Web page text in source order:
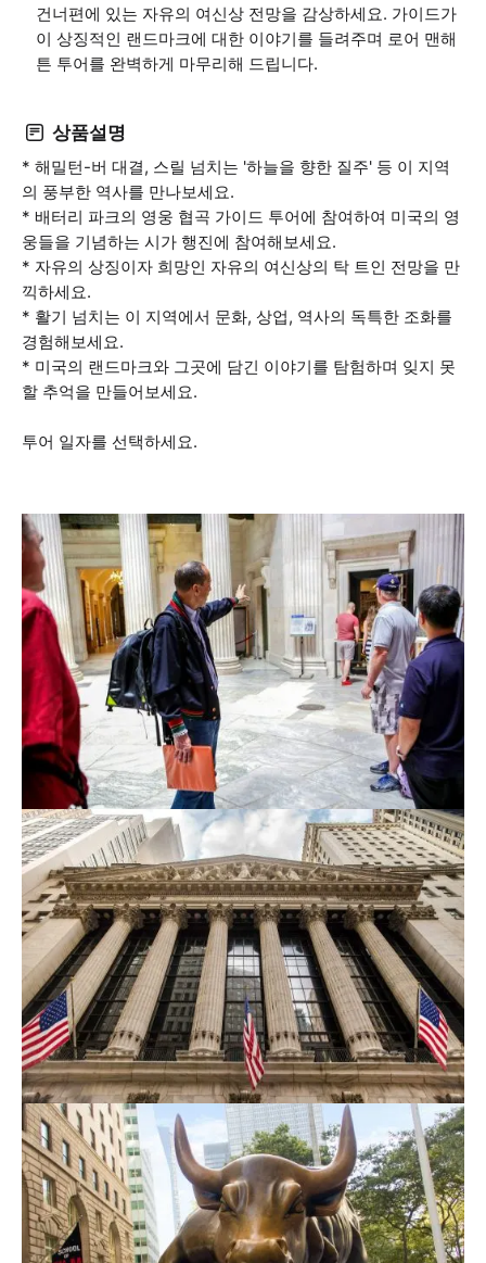
건너편에 있는 자유의 여신상 전망을 감상하세요. 가이드가
이 상징적인 랜드마크에 대한 이야기를 들려주며 로어 맨해
튼 투어를 완벽하게 마무리해 드립니다.
상품설명
* 해밀턴-버 대결, 스릴 넘치는 '하늘을 향한 질주' 등 이 지역
의 풍부한 역사를 만나보세요.
* 배터리 파크의 영웅 협곡 가이드 투어에 참여하여 미국의 영
웅들을 기념하는 시가 행진에 참여해보세요.
* 자유의 상징이자 희망인 자유의 여신상의 탁 트인 전망을 만
끽하세요.
* 활기 넘치는 이 지역에서 문화, 상업, 역사의 독특한 조화를
경험해보세요.
* 미국의 랜드마크와 그곳에 담긴 이야기를 탐험하며 잊지 못
할 추억을 만들어보세요.
투어 일자를 선택하세요.